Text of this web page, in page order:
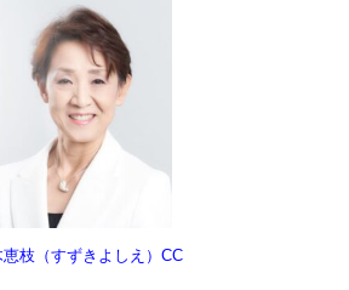
恵枝（すずきよしえ）CC